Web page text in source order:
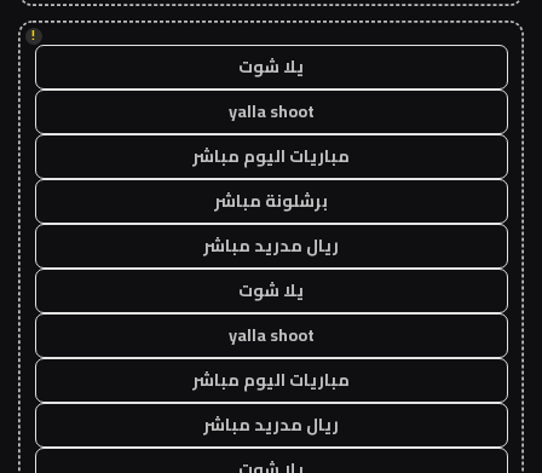
!
يلا شوت
yalla shoot
مباريات اليوم مباشر
برشلونة مباشر
ريال مدريد مباشر
يلا شوت
yalla shoot
مباريات اليوم مباشر
ريال مدريد مباشر